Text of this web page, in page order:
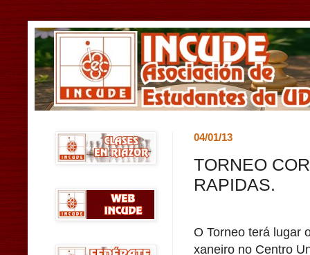
04/01/13
TORNEO
RAPIDAS.
O Torneo terá lugar
xaneiro no Centro